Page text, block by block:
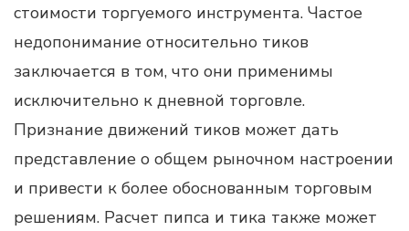
стоимости торгуемого инструмента. Частое
недопонимание относительно тиков
заключается в том, что они применимы
исключительно к дневной торговле.
Признание движений тиков может дать
представление о общем рыночном настроении
и привести к более обоснованным торговым
решениям. Расчет пипса и тика также может